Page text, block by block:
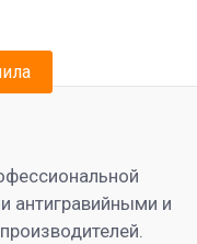
антигравийными и